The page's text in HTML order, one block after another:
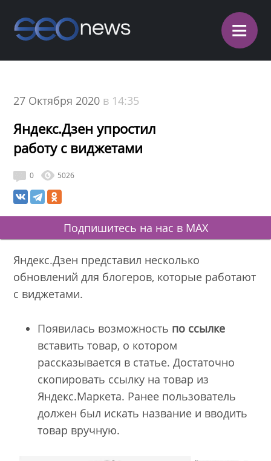
≡
27 Октября 2020 в 14:35
Яндекс.Дзен упростил
работу с виджетами
0 5026
Подпишитесь на нас в MAX
Яндекс.Дзен представил несколько
обновлений для блогеров, которые работают
с виджетами.
Появилась возможность по ссылке
вставить товар, о котором
рассказывается в статье. Достаточно
скопировать ссылку на товар из
Яндекс.Маркета. Ранее пользователь
должен был искать название и вводить
товар вручную.